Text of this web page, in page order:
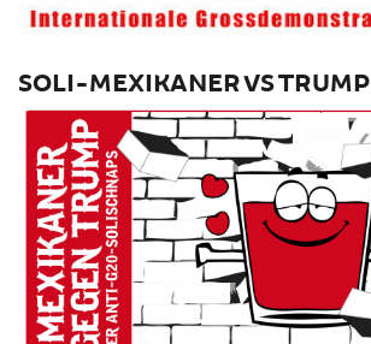
SOLI-MEXIKANER VS TRUMP